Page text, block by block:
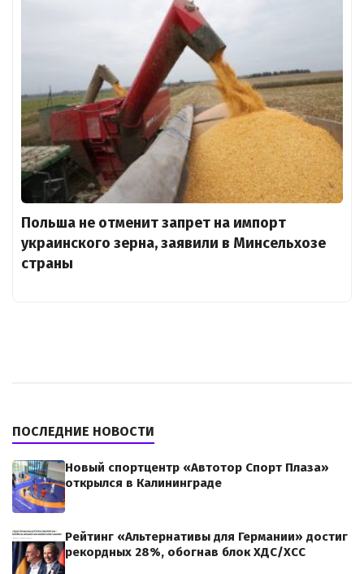
Польша не отменит запрет на импорт
украинского зерна, заявили в Минсельхозе
страны
ПОСЛЕДНИЕ НОВОСТИ
Новый спортцентр «Автотор Спорт Плаза»
открылся в Калининграде
Рейтинг «Альтернативы для Германии» достиг
рекордных 28%, обогнав блок ХДС/ХСС